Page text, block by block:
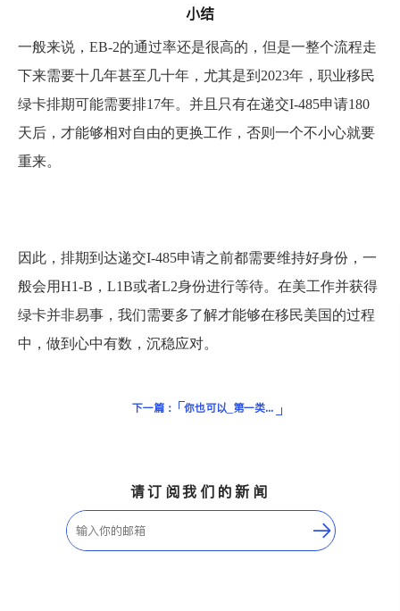
小结
一般来说，EB-2的通过率还是很高的，但是一整个流程走
下来需要十几年甚至几十年，尤其是到2023年，职业移民
绿卡排期可能需要排17年。并且只有在递交I-485申请180
天后，才能够相对自由的更换工作，否则一个不小心就要
重来。
因此，排期到达递交I-485申请之前都需要维持好身份，一
般会用H1-B，L1B或者L2身份进行等待。在美工作并获得
绿卡并非易事，我们需要多了解才能够在移民美国的过程
中，做到心中有数，沉稳应对。
下一篇： 你也可以_第一类优先移民EB-1绿卡申请最全攻略
请订阅我们的新闻